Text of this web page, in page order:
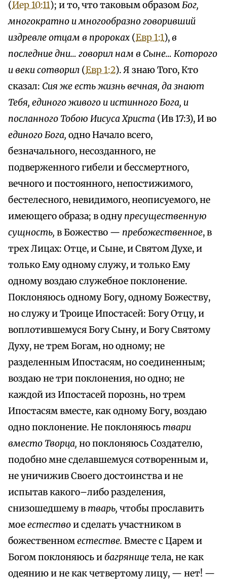
(Иер 10:11); и то, что таковым образомБог,
многократно и многообразно говоривший
издревле отцам в пророках (Евр 1:1),в
последние дни… говорил нам в Сыне… Которого
и веки сотворил (Евр 1:2). Я знаю Того, Кто
сказал: Сия же есть жизнь вечная, да знают
Тебя, единого живого и истинного Бога, и
посланного Тобою Иисуса Христа (Ив 17:3), И во
единого Бога, одно Начало всего,
безначального, несозданного, не
подверженного гибели и бессмертного,
вечного и постоянного, непостижимого,
бестелесного, невидимого, неописуемого, не
имеющего образа; в однупресущественную
сущность, в Божество — пребожественное, в
трех Лицах: Отце, и Сыне, и Святом Духе, и
только Ему одному служу, и только Ему
одному воздаю служебное поклонение.
Поклоняюсь одному Богу, одному Божеству,
но служу и Троице Ипостасей: Богу Отцу, и
воплотившемуся Богу Сыну, и Богу Святому
Духу, не трем Богам, но одному; не
разделенным Ипостасям, но соединенным;
воздаю не три поклонения, но одно; не
каждой из Ипостасей порознь, но трем
Ипостасям вместе, как одному Богу, воздаю
одно поклонение. Не поклоняюсь твари
вместо Творца, но поклоняюсь Создателю,
подобно мне сделавшемуся сотворенным и,
не уничижив Своего достоинства и не
испытав какого–либо разделения,
снизошедшему в тварь, чтобы прославить
моеестествои сделать участником в
божественноместестве. Вместе с Царем и
Богом поклоняюсь ибагряницетела, не как
одеянию и не как четвертому лицу, — нет! —